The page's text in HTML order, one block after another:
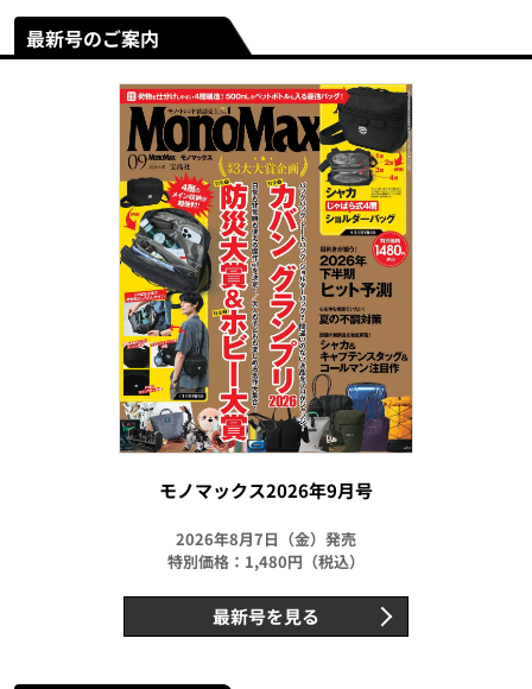
最新号のご案内
モノマックス2026年9月号
2026年8月7日（金）発売
特別価格：1,480円（税込）
最新号を見る